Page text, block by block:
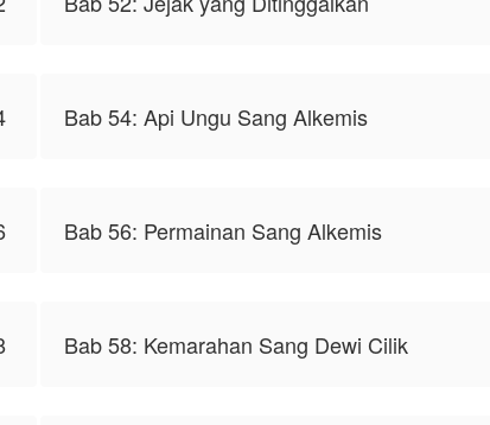
Bab 54: Api Ungu Sang Alkemis
Bab 56: Permainan Sang Alkemis
Bab 58: Kemarahan Sang Dewi Cilik